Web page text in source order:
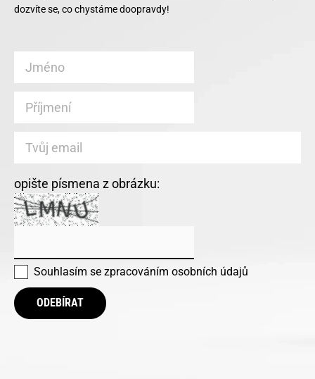
dozvíte se, co chystáme doopravdy!
opište písmena z obrázku:
Souhlasím se zpracováním osobních údajů
ODEBÍRAT